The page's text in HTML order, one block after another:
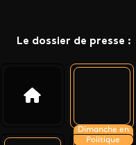
Le dossier de presse :
Dimanche en
Politique